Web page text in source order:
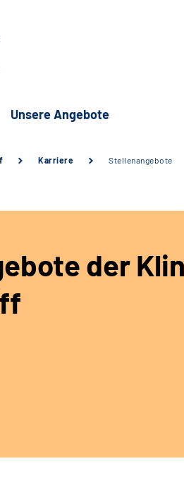
Unsere Angebote
Karriere Stellenangebote
der